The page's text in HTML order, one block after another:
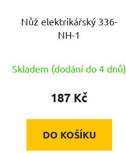
Nůž elektrikářský 336-
NH-1
Skladem (dodání do 4 dnů)
187 Kč
DO KOŠÍKU